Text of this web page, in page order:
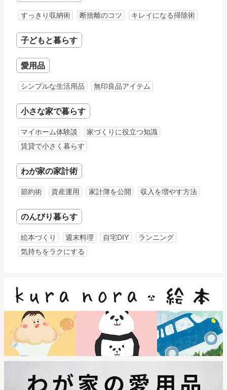
すっきり収納術 断捨離のコツ キレイになる掃除術
子どもと暮らす
愛用品
シンプルな生活用品 無印良品アイテム
小さな家で暮らす
マイホーム体験談
家づくりに役立つ知識
賃貸で小さく暮らす
わが家の家計術
節約術 資産運用 家計簿を公開 収入を増やす方法
のんびり暮らす
絵本づくり 週末料理 自宅DIY
ランニング
気持ちをラクにする